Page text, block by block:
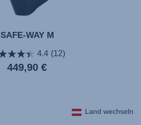
SAFE-WAY M
4.4 (12)
Aktueller
449,90 €
Land wechseln